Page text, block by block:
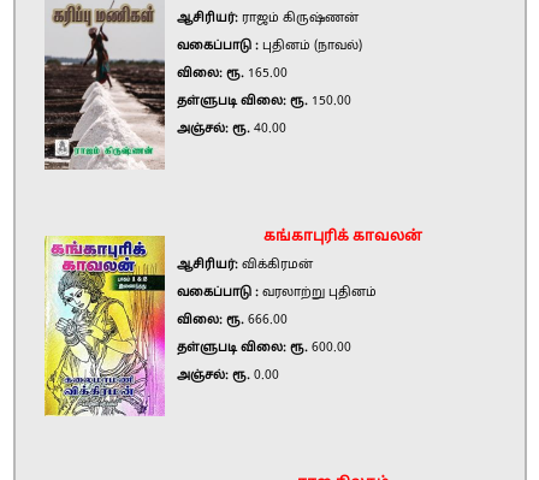
ஆசிரியர்: ராஜம் கிருஷ்ணன்
வகைப்பாடு : புதினம் (நாவல்)
விலை: ரூ. 165.00
தள்ளுபடி விலை: ரூ. 150.00
அஞ்சல்: ரூ. 40.00
கங்காபுரிக் காவலன்
ஆசிரியர்: விக்கிரமன்
வகைப்பாடு : வரலாற்று புதினம்
விலை: ரூ. 666.00
தள்ளுபடி விலை: ரூ. 600.00
அஞ்சல்: ரூ. 0.00